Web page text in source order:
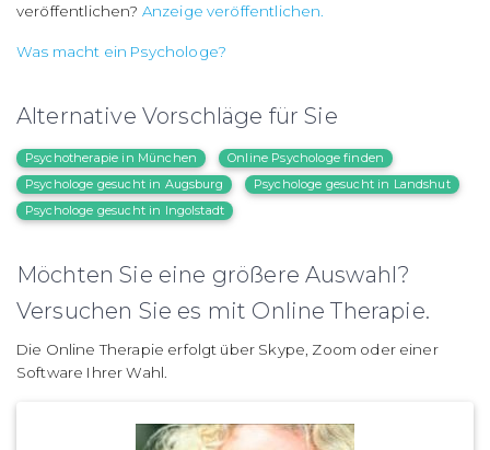
veröffentlichen? Anzeige veröffentlichen.
Was macht ein Psychologe?
Alternative Vorschläge für Sie
Psychotherapie in München
Online Psychologe finden
Psychologe gesucht in Augsburg
Psychologe gesucht in Landshut
Psychologe gesucht in Ingolstadt
Möchten Sie eine größere Auswahl?
Versuchen Sie es mit Online Therapie.
Die Online Therapie erfolgt über Skype, Zoom oder einer
Software Ihrer Wahl.